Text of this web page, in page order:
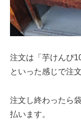
注文は「芋けんぴ
といった感じで注
注文し終わったら
払います。